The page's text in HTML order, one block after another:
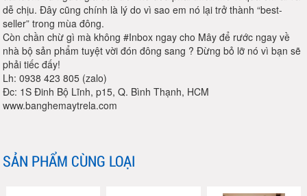
dễ chịu. Đây cũng chính là lý do vì sao em nó lại trở thành “best-
seller” trong mùa đông.
Còn chần chừ gì mà không #Inbox ngay cho Mây để rước ngay về
nhà bộ sản phẩm tuyệt vời đón đông sang ? Đừng bỏ lỡ nó vì bạn sẽ
phải tiếc đấy!
Lh: 0938 423 805 (zalo)
Đc: 1S Đinh Bộ Lĩnh, p15, Q. Bình Thạnh, HCM
www.banghemaytrela.com
SẢN PHẨM CÙNG LOẠI